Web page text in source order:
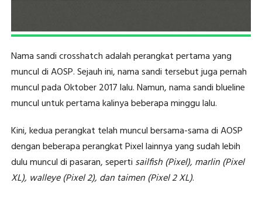
Nama sandi crosshatch adalah perangkat pertama yang
muncul di AOSP. Sejauh ini, nama sandi tersebut juga pernah
muncul pada Oktober 2017 lalu. Namun, nama sandi blueline
muncul untuk pertama kalinya beberapa minggu lalu.
Kini, kedua perangkat telah muncul bersama-sama di AOSP
dengan beberapa perangkat Pixel lainnya yang sudah lebih
dulu muncul di pasaran, seperti sailfish (Pixel), marlin (Pixel
XL), walleye (Pixel 2), dan taimen (Pixel 2 XL).